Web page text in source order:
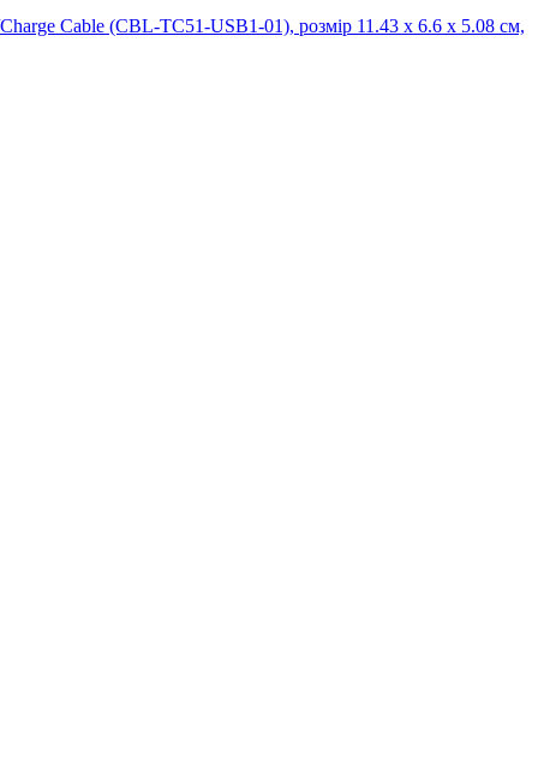
Cable (CBL-TC51-USB1-01), розмір 11.43 x 6.6 x 5.08 см,